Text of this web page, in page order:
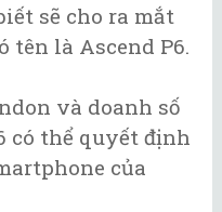
sẽ cho ra mắt
tên là Ascend P6.
và doanh số
có thể quyết định
của